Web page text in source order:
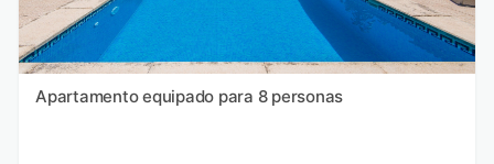
Apartamento equipado para 8 personas